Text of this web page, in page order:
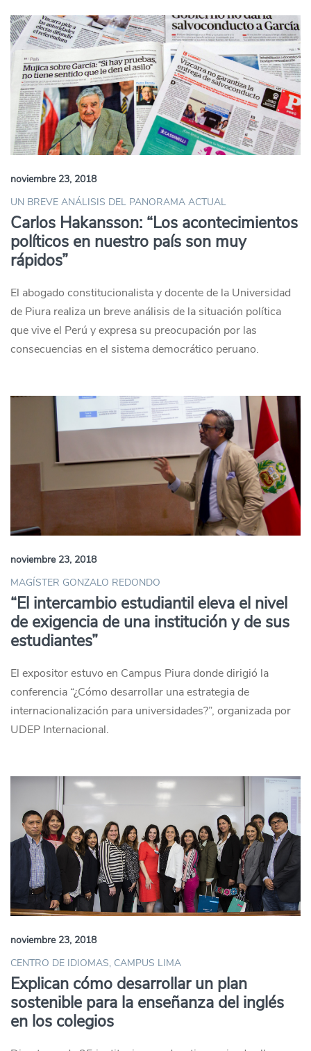
noviembre 23, 2018
UN BREVE ANÁLISIS DEL PANORAMA ACTUAL
Carlos Hakansson: “Los acontecimientos
políticos en nuestro país son muy
rápidos”
El abogado constitucionalista y docente de la Universidad
de Piura realiza un breve análisis de la situación política
que vive el Perú y expresa su preocupación por las
consecuencias en el sistema democrático peruano.
noviembre 23, 2018
MAGÍSTER GONZALO REDONDO
“El intercambio estudiantil eleva el nivel
de exigencia de una institución y de sus
estudiantes”
El expositor estuvo en Campus Piura donde dirigió la
conferencia “¿Cómo desarrollar una estrategia de
internacionalización para universidades?”, organizada por
UDEP Internacional.
noviembre 23, 2018
CENTRO DE IDIOMAS, CAMPUS LIMA
Explican cómo desarrollar un plan
sostenible para la enseñanza del inglés
en los colegios